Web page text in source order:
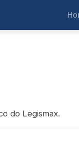
do Legismax.